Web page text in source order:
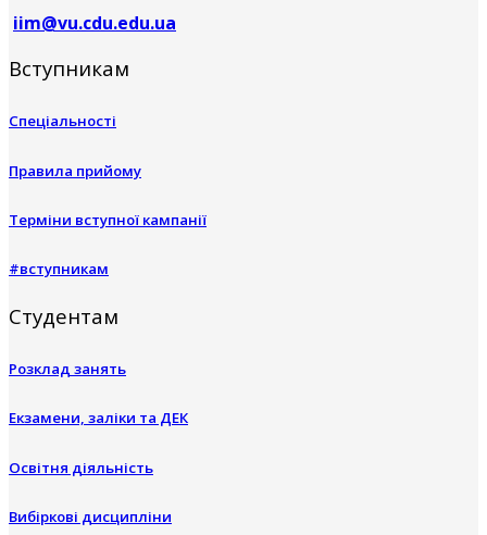
iim@vu.cdu.edu.ua
Вступникам
Спеціальності
Правила прийому
Терміни вступної кампанії
#вступникам
Студентам
Розклад занять
Екзамени, заліки та ДЕК
Освітня діяльність
Вибіркові дисципліни